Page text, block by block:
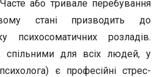
або тривале перебування
стані призводить до
психосоматичних розладів.
спільними для всіх людей, у
є професійні стрес-